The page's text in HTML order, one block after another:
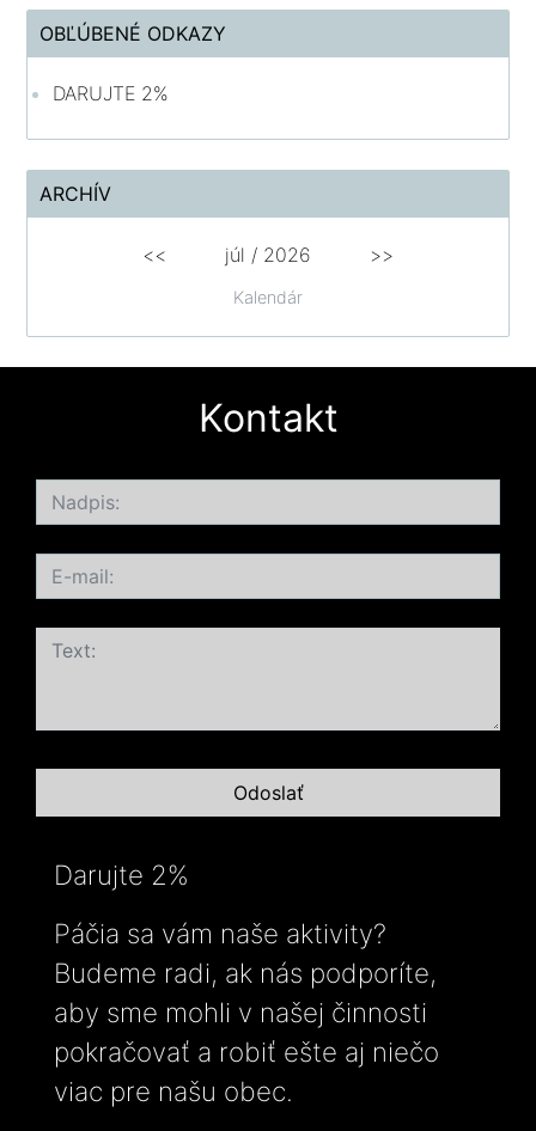
OBĽÚBENÉ ODKAZY
DARUJTE 2%
ARCHÍV
Kalendár
<< júl / 2026 >>
Kontakt
Darujte 2%
Páčia sa vám naše aktivity?
Budeme radi, ak nás podporíte,
aby sme mohli v našej činnosti
pokračovať a robiť ešte aj niečo
viac pre našu obec.